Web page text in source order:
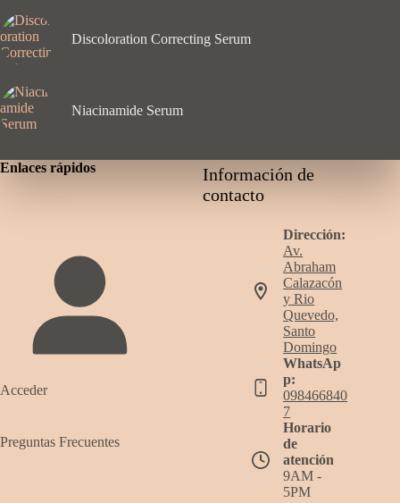
Discoloration Correcting Serum
Niacinamide Serum
Enlaces rápidos
Acceder
Preguntas Frecuentes
Información de
contacto
Dirección:
Av.
Abraham
Calazacón
y Rio
Quevedo,
Santo
Domingo
WhatsAp
p:
098466840
7
Horario
de
atención
9AM -
5PM